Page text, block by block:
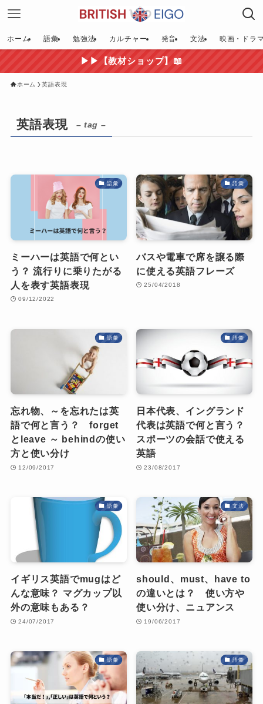
ホーム 語彙 勉強法 カルチャー 発音 文法 映画・ドラ
▶▶【教材ショップ】📖
ホーム 英語表現
英語表現 – tag –
語彙
ミーハーは英語で何とい
う？ 流行りに乗りたがる
人を表す英語表現
09/12/2022
語彙
バスや電車で席を譲る際
に使える英語フレーズ
25/04/2018
語彙
忘れ物、～を忘れたは英
語で何と言う？ forget
とleave ～ behindの使い
方と使い分け
12/09/2017
語彙
日本代表、イングランド
代表は英語で何と言う？
スポーツの会話で使える
英語
23/08/2017
語彙
イギリス英語でmugはど
んな意味？ マグカップ以
外の意味もある？
24/07/2017
文法
should、must、have to
の違いとは？ 使い方や
使い分け、ニュアンス
19/06/2017
語彙 語彙